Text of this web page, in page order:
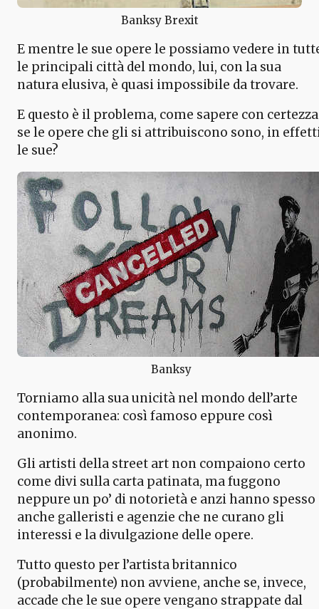
Banksy Brexit
E mentre le sue opere le possiamo vedere in
le principali città del mondo, lui, con la sua
natura elusiva, è quasi impossibile da trovare.
E questo è il problema, come sapere con certezza
se le opere che gli si attribuiscono sono, in
le sue?
Banksy
Torniamo alla sua unicità nel mondo dell’arte
contemporanea: così famoso eppure così
anonimo.
Gli artisti della street art non compaiono certo
come divi sulla carta patinata, ma fuggono
neppure un po’ di notorietà e anzi hanno spesso
anche galleristi e agenzie che ne curano gli
interessi e la divulgazione delle opere.
Tutto questo per l’artista britannico
(probabilmente) non avviene, anche se, invece,
accade che le sue opere vengano strappate dal